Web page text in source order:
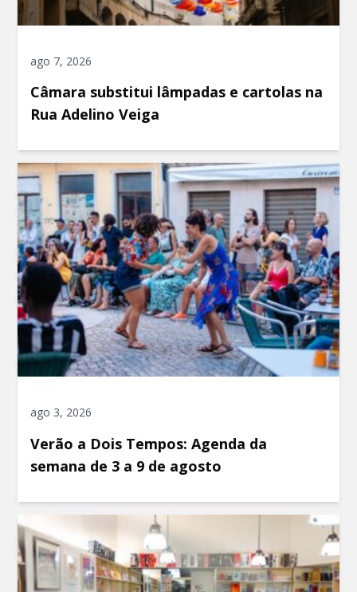
ago 7, 2026
Câmara substitui lâmpadas e cartolas na
Rua Adelino Veiga
ago 3, 2026
Verão a Dois Tempos: Agenda da
semana de 3 a 9 de agosto